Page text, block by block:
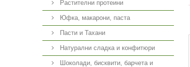
Растителни протеини
Юфка, макарони, паста
Пасти и Тахани
Натурални сладка и конфитюри
Шоколади, бисквити, барчета и